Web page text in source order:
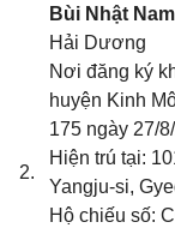
2.
Bùi Nhật Nam
Hải Dương
Nơi đăng ký
huyện Kinh
175 ngày 27/
Hiện trú tại:
Yangju-si,
Hộ chiếu số: